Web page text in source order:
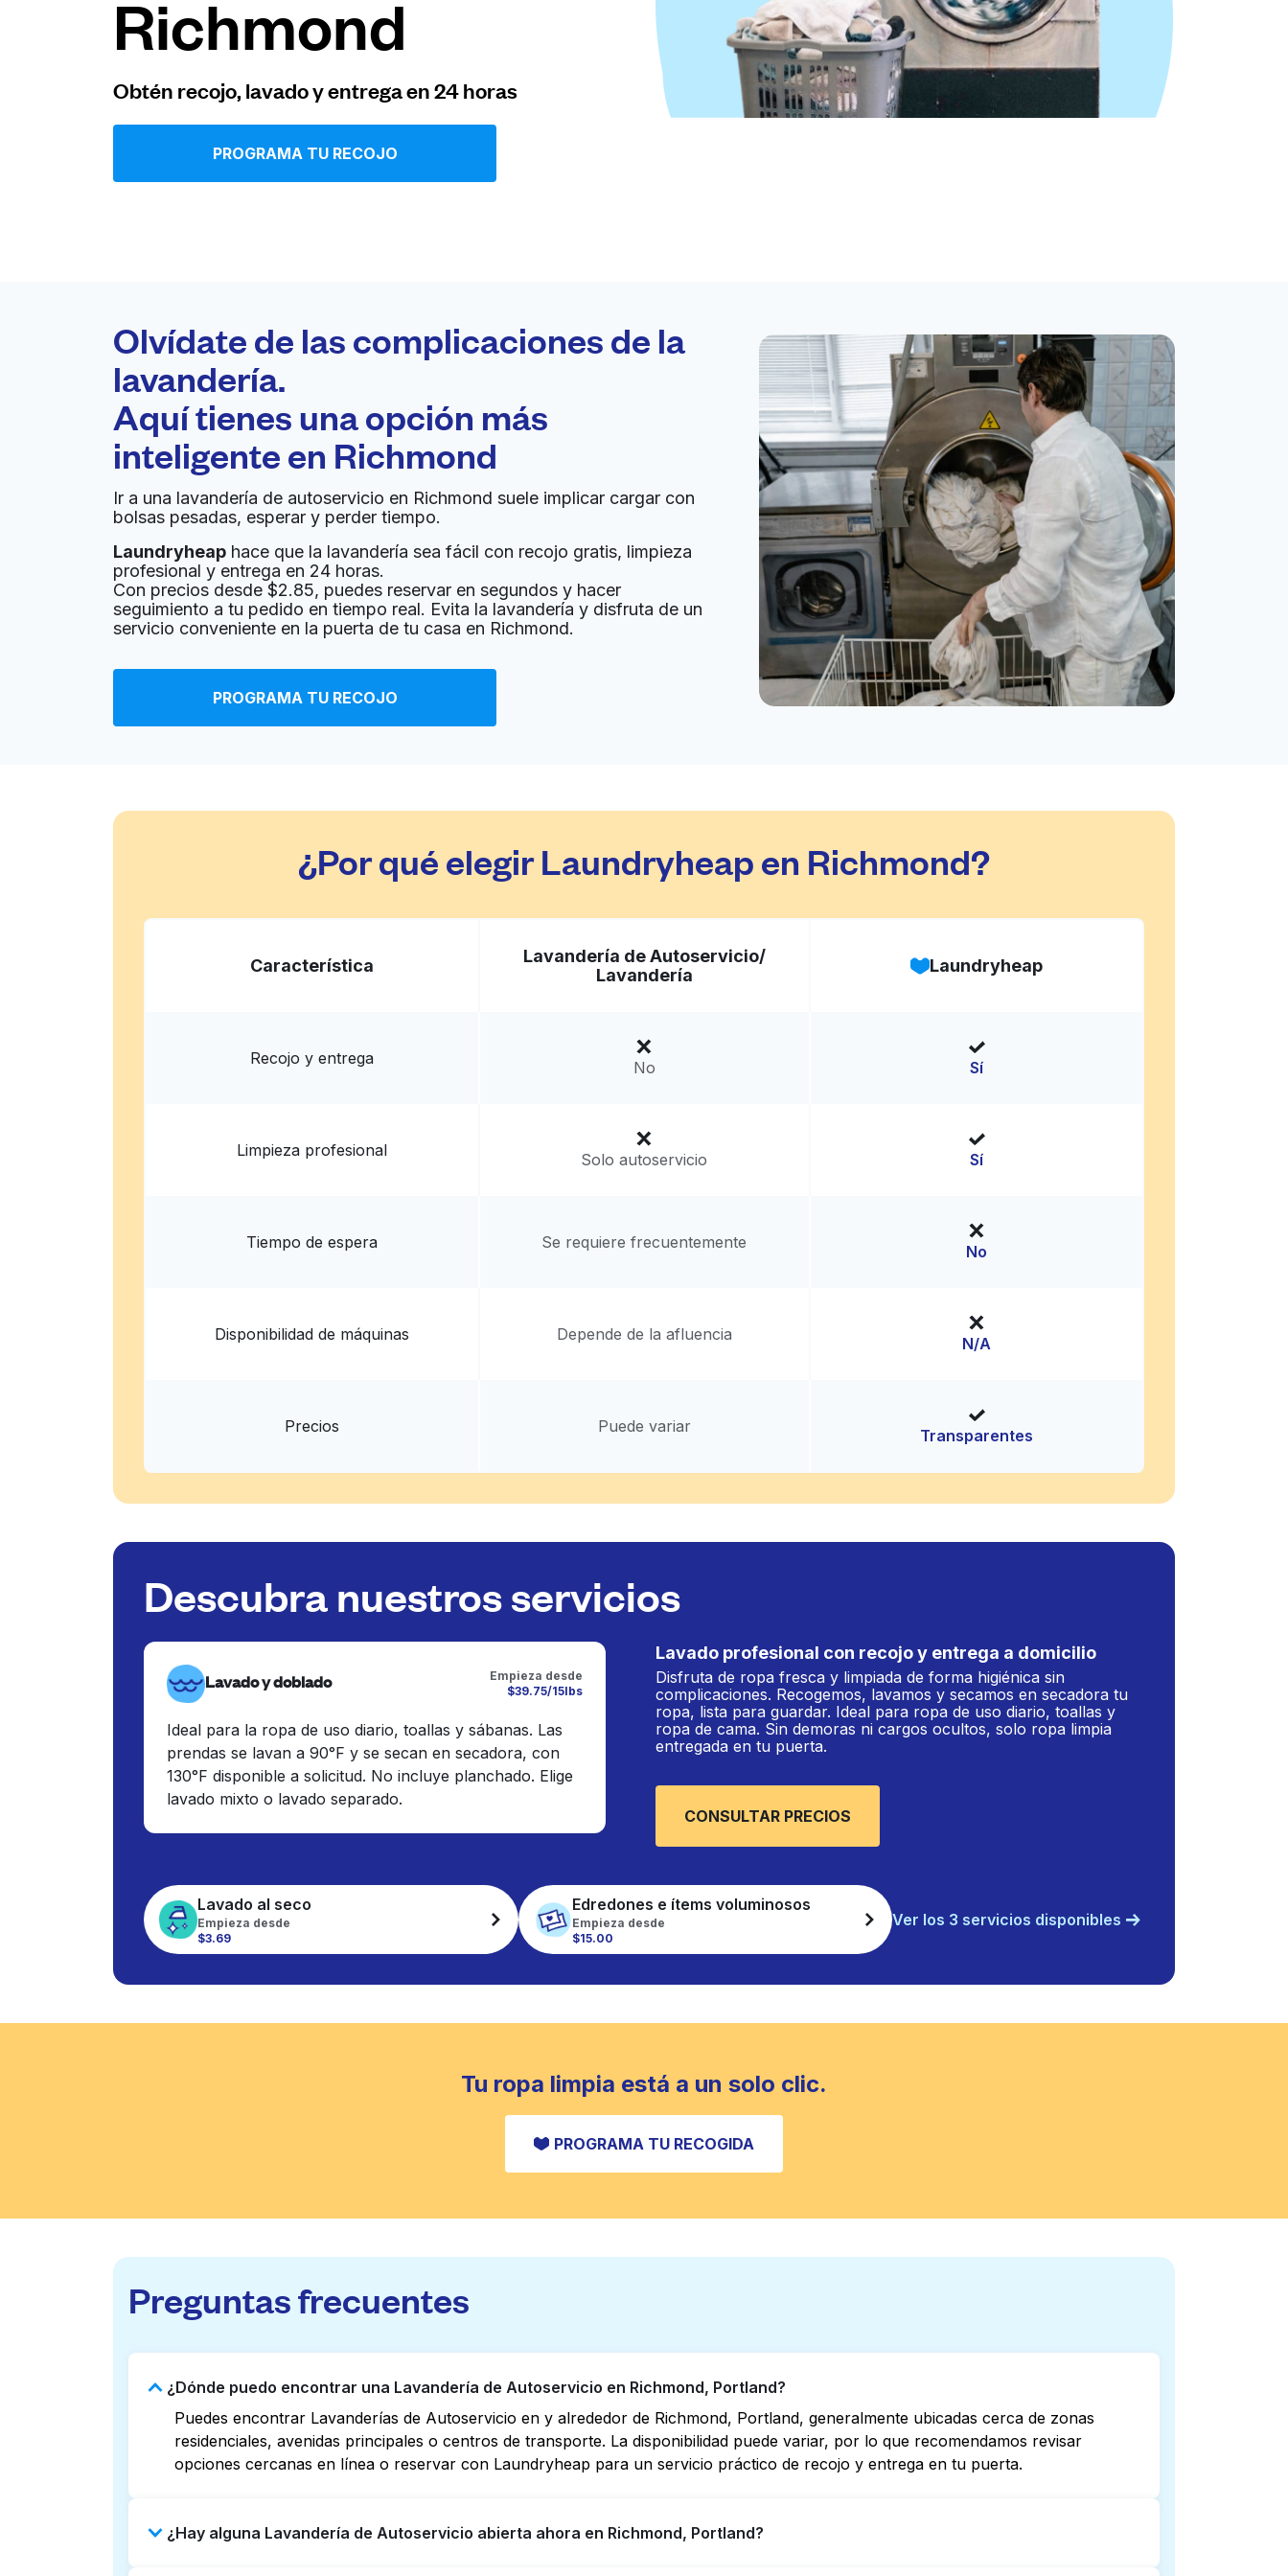
Iniciar sesión
United States ES
Richmond
Obtén recojo, lavado y entrega en 24 horas
PROGRAMA TU RECOJO
Olvídate de las complicaciones de la
lavandería.
Aquí tienes una opción más
inteligente en Richmond
Ir a una lavandería de autoservicio en Richmond suele implicar cargar con
bolsas pesadas, esperar y perder tiempo.
Laundryheap hace que la lavandería sea fácil con recojo gratis, limpieza
profesional y entrega en 24 horas.
Con precios desde $2.85, puedes reservar en segundos y hacer
seguimiento a tu pedido en tiempo real. Evita la lavandería y disfruta de un
servicio conveniente en la puerta de tu casa en Richmond.
PROGRAMA TU RECOJO
¿Por qué elegir Laundryheap en Richmond?
Característica
Lavandería de Autoservicio/
Lavandería
Laundryheap
Recojo y entrega No Sí
Limpieza profesional Solo autoservicio Sí
Tiempo de espera Se requiere frecuentemente No
Disponibilidad de máquinas Depende de la afluencia N/A
Precios Puede variar Transparentes
Descubra nuestros servicios
Lavado y doblado
Empieza desde
$39.75/15lbs
Ideal para la ropa de uso diario, toallas y sábanas. Las
prendas se lavan a 90°F y se secan en secadora, con
130°F disponible a solicitud. No incluye planchado. Elige
lavado mixto o lavado separado.
Lavado profesional con recojo y entrega a domicilio
Disfruta de ropa fresca y limpiada de forma higiénica sin
complicaciones. Recogemos, lavamos y secamos en secadora tu
ropa, lista para guardar. Ideal para ropa de uso diario, toallas y
ropa de cama. Sin demoras ni cargos ocultos, solo ropa limpia
entregada en tu puerta.
CONSULTAR PRECIOS
Lavado al seco
Empieza desde
$3.69
Edredones e ítems voluminosos
Empieza desde
$15.00
Ver los 3 servicios disponibles
Tu ropa limpia está a un solo clic.
PROGRAMA TU RECOGIDA
Preguntas frecuentes
¿Dónde puedo encontrar una Lavandería de Autoservicio en Richmond, Portland?
Puedes encontrar Lavanderías de Autoservicio en y alrededor de Richmond, Portland, generalmente ubicadas cerca de zonas
residenciales, avenidas principales o centros de transporte. La disponibilidad puede variar, por lo que recomendamos revisar
opciones cercanas en línea o reservar con Laundryheap para un servicio práctico de recojo y entrega en tu puerta.
¿Hay alguna Lavandería de Autoservicio abierta ahora en Richmond, Portland?